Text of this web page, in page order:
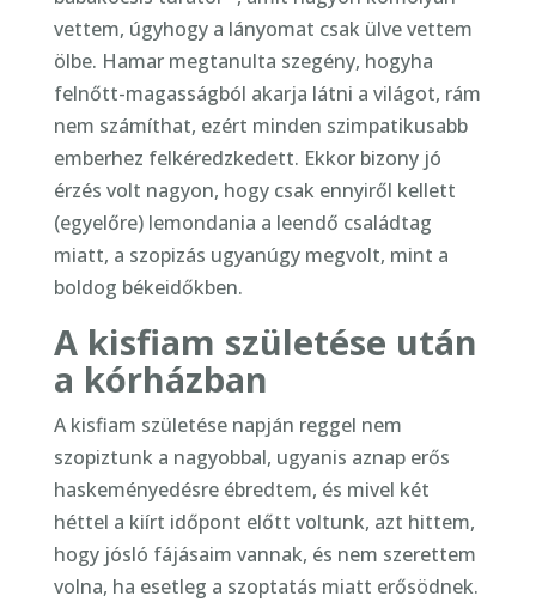
vettem, úgyhogy a lányomat csak ülve vettem
ölbe. Hamar megtanulta szegény, hogyha
felnőtt-magasságból akarja látni a világot, rám
nem számíthat, ezért minden szimpatikusabb
emberhez felkéredzkedett. Ekkor bizony jó
érzés volt nagyon, hogy csak ennyiről kellett
(egyelőre) lemondania a leendő családtag
miatt, a szopizás ugyanúgy megvolt, mint a
boldog békeidőkben.
A kisfiam születése után
a kórházban
A kisfiam születése napján reggel nem
szopiztunk a nagyobbal, ugyanis aznap erős
haskeményedésre ébredtem, és mivel két
héttel a kiírt időpont előtt voltunk, azt hittem,
hogy jósló fájásaim vannak, és nem szerettem
volna, ha esetleg a szoptatás miatt erősödnek.